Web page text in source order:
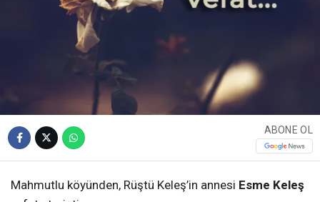
ABONE OL
Mahmutlu köyünden, Rüştü Keleş’in annesi Esme Keleş